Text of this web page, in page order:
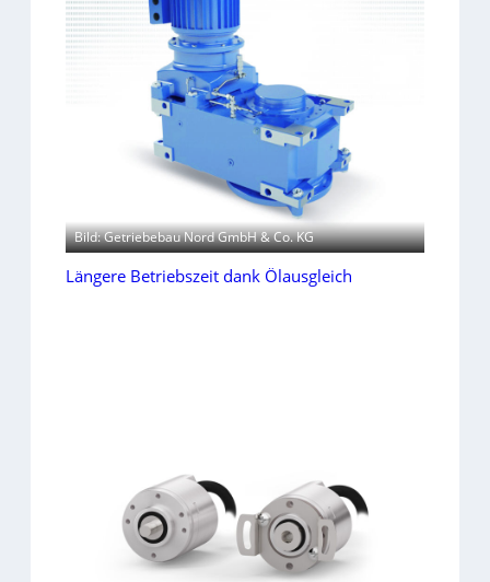
Bild: Getriebebau Nord GmbH & Co. KG
Längere Betriebszeit dank Ölausgleich